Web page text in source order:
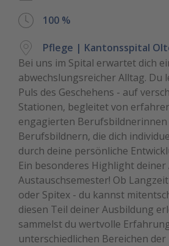
100 %
Pflege | Kantonsspital
Bei uns im Spital erwartet dich
abwechslungsreicher Alltag. Du
Puls des Geschehens - auf
Stationen, begleitet von
engagierten Berufsbildnerinnen
Berufsbildnern, die dich
durch deine persönliche
Ein besonderes Highlight deiner
Austauschsemester! Ob
oder Spitex - du kannst
diesen Teil deiner Ausbildung
sammelst du wertvolle
unterschiedlichen Bereichen der